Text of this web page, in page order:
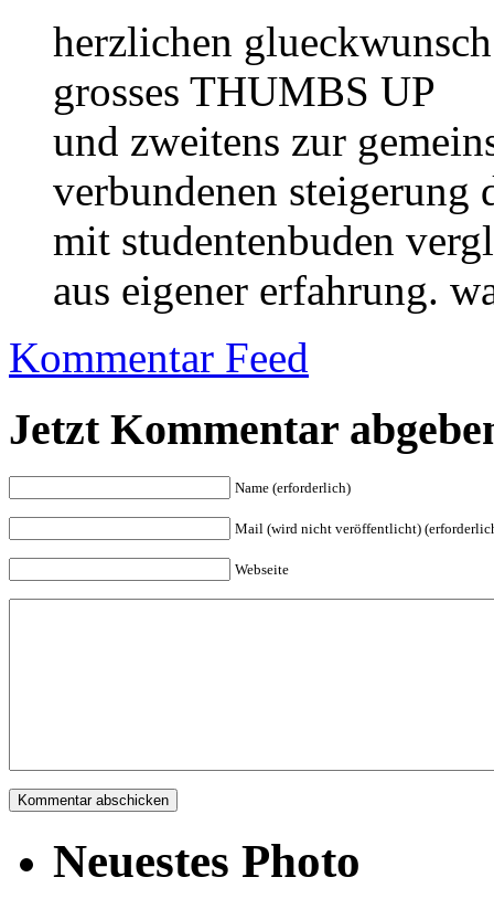
herzlichen
grosses THUMBS UP
und zweitens zur
verbundenen steigerung
mit studentenbuden
aus eigener erfahrung.
Kommentar Feed
Jetzt Kommentar
Name (erforderlich)
Mail (wird nicht veröffentlicht)
Webseite
Neuestes Photo